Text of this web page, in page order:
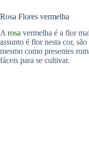
Rosa Flores vermelha
Arosa vermelha é a flor
assunto é flor nesta cor,
mesmo como presentes
fáceis para se cultivar.